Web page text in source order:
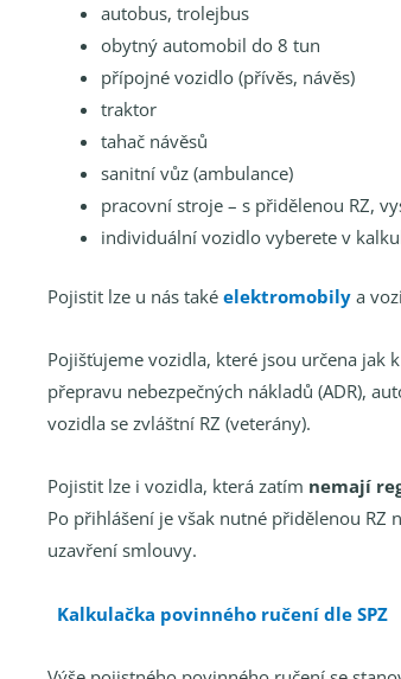
autobus, trolejbus
obytný automobil do 8 tun
přípojné vozidlo (přívěs, návěs)
traktor
tahač návěsů
sanitní vůz (ambulance)
pracovní stroje – s přidělenou RZ,
individuální vozidlo vyberete v
Pojistit lze u nás také elektromobily a
Pojišťujeme vozidla, které jsou určena jak
přepravu nebezpečných nákladů (ADR),
vozidla se zvláštní RZ (veterány).
Pojistit lze i vozidla, která zatím nemají
Po přihlášení je však nutné přidělenou
uzavření smlouvy.
Kalkulačka povinného ručení dle SPZ